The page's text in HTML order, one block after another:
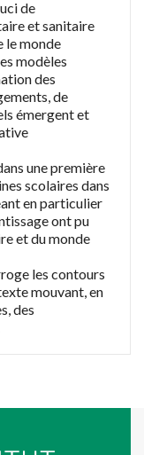
de
et sanitaire
le monde
modèles
des
de
émergent et
une première
scolaires dans
en particulier
ont pu
et du monde
les contours
mouvant, en
des